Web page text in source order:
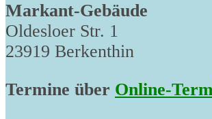
Markant-Gebäude
Oldesloer Str. 1
23919 Berkenthin
Termine über Online-